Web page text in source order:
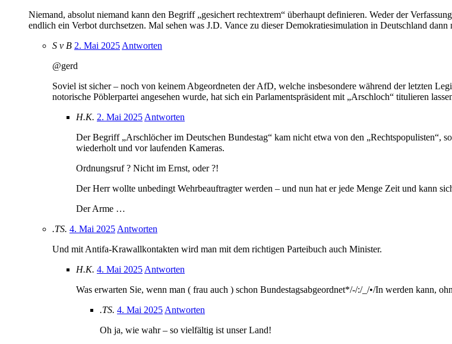
Niemand, absolut niemand kann den Begriff „gesichert rechtextrem“ überhaupt definieren. Weder der
endlich ein Verbot durchsetzen. Mal sehen was J.D. Vance zu dieser Demokratiesimulation in Deutschland dann
S v B 2. Mai 2025 Antworten
@gerd
Soviel ist sicher – noch von keinem Abgeordneten der AfD, welche insbesondere während der letzten
notorische Pöblerpartei angesehen wurde, hat sich ein Parlamentspräsident mit „Arschloch“ titulieren
H.K. 2. Mai 2025 Antworten
Der Begriff „Arschlöcher im Deutschen Bundestag“ kam nicht etwa von den „Rechtspopulisten“,
wiederholt und vor laufenden Kameras.
Ordnungsruf ? Nicht im Ernst, oder ?!
Der Herr wollte unbedingt Wehrbeauftragter werden – und nun hat er jede Menge Zeit und kann
Der Arme …
.TS. 4. Mai 2025 Antworten
Und mit Antifa-Krawallkontakten wird man mit dem richtigen Parteibuch auch Minister.
H.K. 4. Mai 2025 Antworten
Was erwarten Sie, wenn man ( frau auch ) schon Bundestagsabgeordnet*/-/:/_/•/In werden kann,
.TS. 4. Mai 2025 Antworten
Oh ja, wie wahr – so vielfältig ist unser Land!